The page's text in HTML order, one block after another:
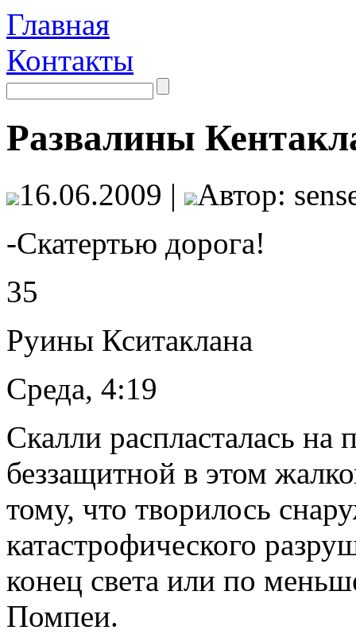
Главная
Контакты
Развалины
16.06.2009 |
Автор:
-Скатертью дорога!
35
Руины Кситаклана
Среда, 4:19
Скалли распласталась на
беззащитной в этом
тому, что творилось
катастрофического
конец света или по
Помпеи.